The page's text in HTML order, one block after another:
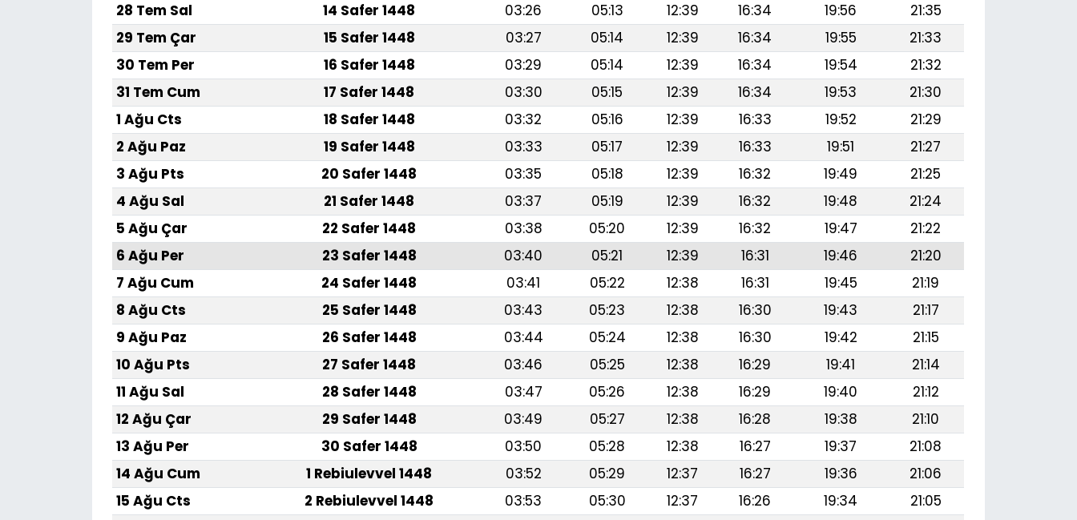
28 Tem Sal
14 Safer 1448 03:26 05:13 12:39 16:34 19:56
21:35
29 Tem Çar
15 Safer 1448 03:27 05:14 12:39 16:34 19:55
21:33
30 Tem Per
16 Safer 1448 03:29 05:14 12:39 16:34 19:54
21:32
31 Tem Cum
17 Safer 1448 03:30 05:15 12:39 16:34 19:53
21:30
1 Ağu Cts
18 Safer 1448 03:32 05:16 12:39 16:33 19:52
21:29
2 Ağu Paz
19 Safer 1448 03:33 05:17 12:39 16:33 19:51
21:27
3 Ağu Pts
20 Safer 1448 03:35 05:18 12:39 16:32 19:49
21:25
4 Ağu Sal
21 Safer 1448 03:37 05:19 12:39 16:32 19:48
21:24
5 Ağu Çar
22 Safer 1448 03:38 05:20 12:39 16:32 19:47
21:22
6 Ağu Per
23 Safer 1448 03:40 05:21 12:39 16:31 19:46
21:20
7 Ağu Cum
24 Safer 1448 03:41 05:22 12:38 16:31 19:45
21:19
8 Ağu Cts
25 Safer 1448 03:43 05:23 12:38 16:30 19:43
21:17
9 Ağu Paz
26 Safer 1448 03:44 05:24 12:38 16:30 19:42
21:15
10 Ağu Pts
27 Safer 1448 03:46 05:25 12:38 16:29 19:41
21:14
11 Ağu Sal
28 Safer 1448 03:47 05:26 12:38 16:29 19:40
21:12
12 Ağu Çar
29 Safer 1448 03:49 05:27 12:38 16:28 19:38
21:10
13 Ağu Per
30 Safer 1448 03:50 05:28 12:38 16:27 19:37
21:08
14 Ağu Cum
1 Rebiulevvel 1448 03:52 05:29 12:37 16:27 19:36
21:06
15 Ağu Cts
2 Rebiulevvel 1448 03:53 05:30 12:37 16:26 19:34
21:05